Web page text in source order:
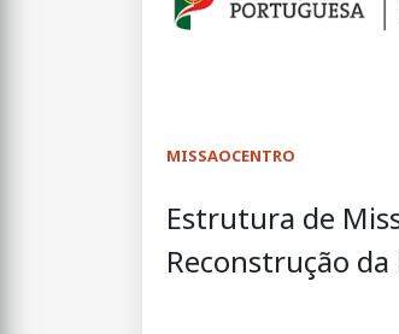
MISSAOCENTRO
Estrutura de
Reconstrução da